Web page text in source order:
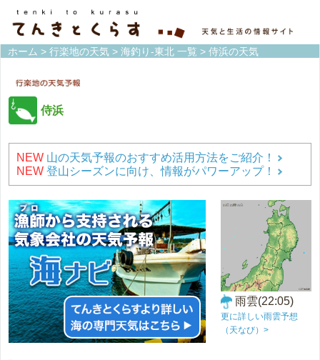
ホーム > 行楽地の天気 > 海釣り-東北 一覧 > 侍浜の天気
侍浜
NEW 山の天気予報のおすすめ活用方法をご紹介！
NEW 登山シーズンに向け、情報がパワーアップ！
雨雲(22:05)
更に詳しい雨雲予想
（天なび）>